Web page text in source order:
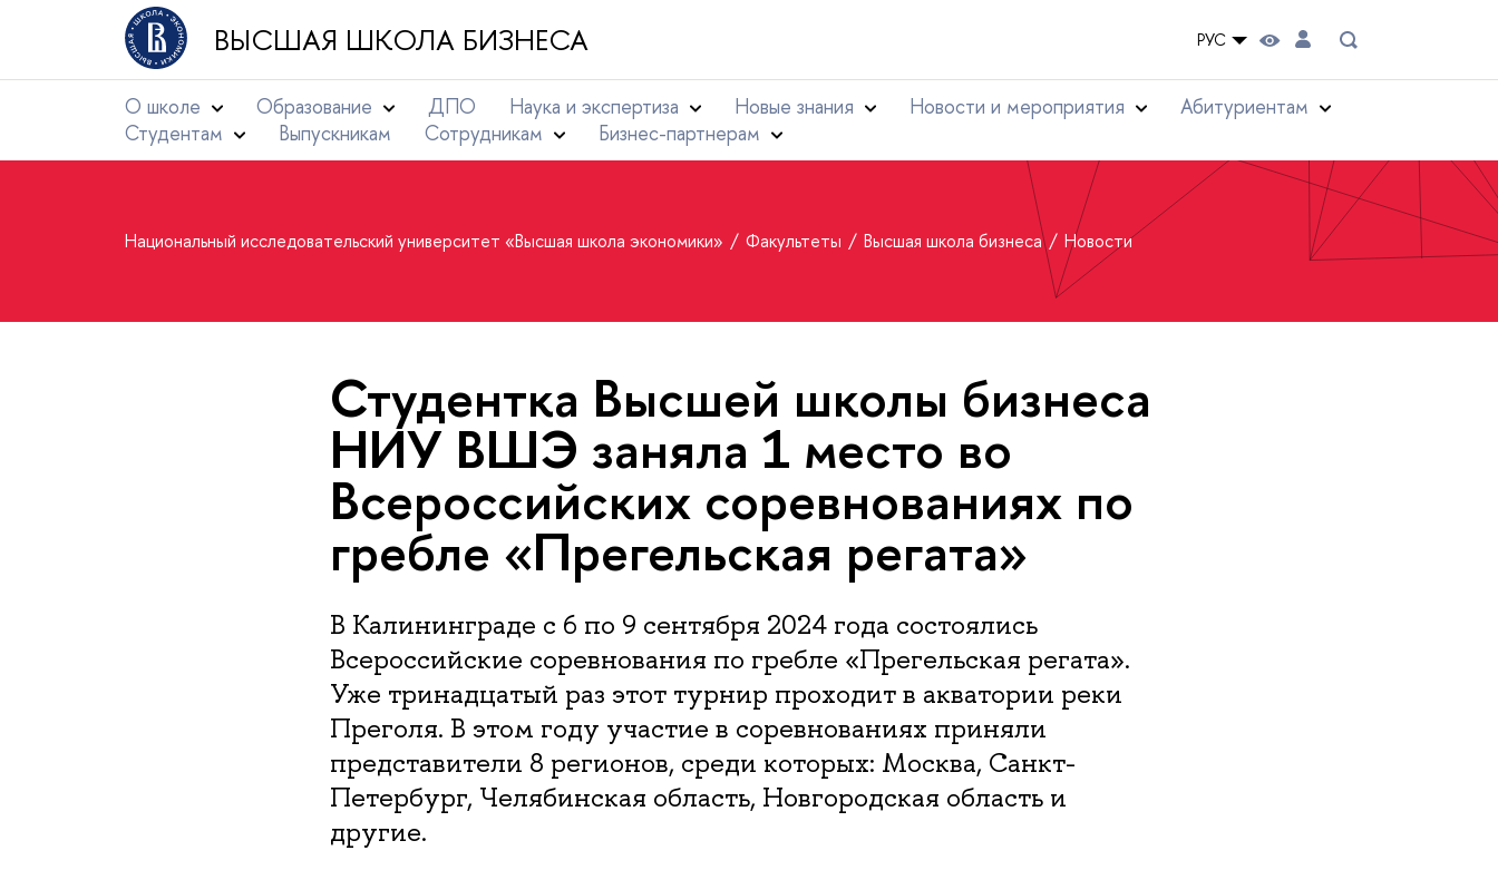
ВЫСШАЯ ШКОЛА БИЗНЕСА РУС
О школе Образование ДПО Наука и экспертиза Новые знания Новости и мероприятия
Абитуриентам
Студентам
Выпускникам Сотрудникам Бизнес-партнерам
Национальный исследовательский университет «Высшая школа экономики» Факультеты Высшая школа бизнеса Новости
Студентка Высшей школы бизнеса
НИУ ВШЭ заняла 1 место во
Всероссийских соревнованиях по
гребле «Прегельская регата»
В Калининграде с 6 по 9 сентября 2024 года состоялись
Всероссийские соревнования по гребле «Прегельская регата».
Уже тринадцатый раз этот турнир проходит в акватории реки
Преголя. В этом году участие в соревнованиях приняли
представители 8 регионов, среди которых: Москва, Санкт-
Петербург, Челябинская область, Новгородская область и
другие.